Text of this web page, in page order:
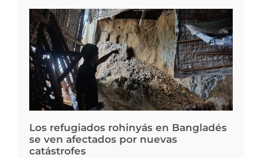
Los refugiados rohinyás en Bangladés
se ven afectados por nuevas
catástrofes